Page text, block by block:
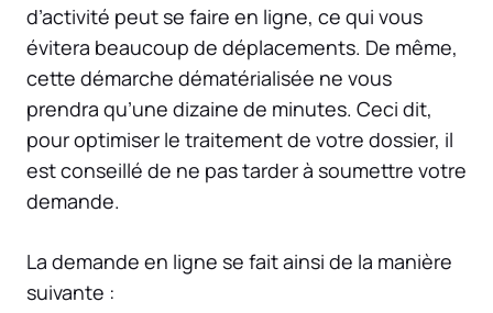
d’activité peut se faire en ligne, ce qui vous
évitera beaucoup de déplacements. De même,
cette démarche dématérialisée ne vous
prendra qu’une dizaine de minutes. Ceci dit,
pour optimiser le traitement de votre dossier, il
est conseillé de ne pas tarder à soumettre votre
demande.
La demande en ligne se fait ainsi de la manière
suivante :